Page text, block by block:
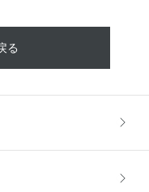
、肌がツヤツヤにしあがり
用で
洗顔料やボディソープで落
のも嬉しいポイントですね
る